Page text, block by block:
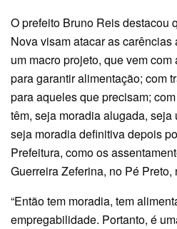
O prefeito Bruno Reis destacou
Nova visam atacar as carências
um macro projeto, que vem
para garantir alimentação; com
para aqueles que precisam;
têm, seja moradia alugada,
seja moradia definitiva depois
Prefeitura, como os
Guerreira Zeferina, no Pé Preto,
“Então tem moradia, tem
empregabilidade. Portanto, é